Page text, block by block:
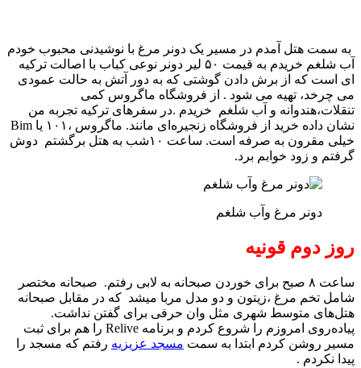
به سمت هتل آمدم در مسیر یک دونر مرغ با نوشیدنی محبوب خودم
آب شلغم خریدم به قیمت ۵۰ لیر دونر نوعی کباب با اصالت ترکیه
ای است که از برش دادن گوشتی که به دور آتش به حالت عمودی
می چرخد، تهیه می شود . از فروشگاه ماگروس کمی
تنقلات،هندوانه و آب شلغم خریدم .در سفرهای ترکیه تجربه من
نشان داده خرید از فروشگاه زنجیره‌ای مانند. ماگروس ،۱۰۱ یا Bim
خیلی مقرون به صرفه است. ساعت ۱۰شب به هتل برگشتم دوش
گرفتم و زود خوابم برد.
دونر مرغ وآب شلغم
روز دوم قونیه
ساعت ۸ صبح برای خوردن صبحانه به لابی رفتم. صبحانه مختصر
شامل تخم مرغ ،زیتون و دو مدل مربا میشد که در مقابل صبحانه
هتل‌های متوسط شهری مثل وان حرفی برای گفتن نداشت.
پیاده‌روی امروزم را شروع کردم و برنامه Relive را هم برای ثبت
مسیر روشن کردم ابتدا به سمت مسجد عزیزیه رفتم که مسجد را
پیدا نکردم .